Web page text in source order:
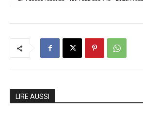
LIRE AUSSI